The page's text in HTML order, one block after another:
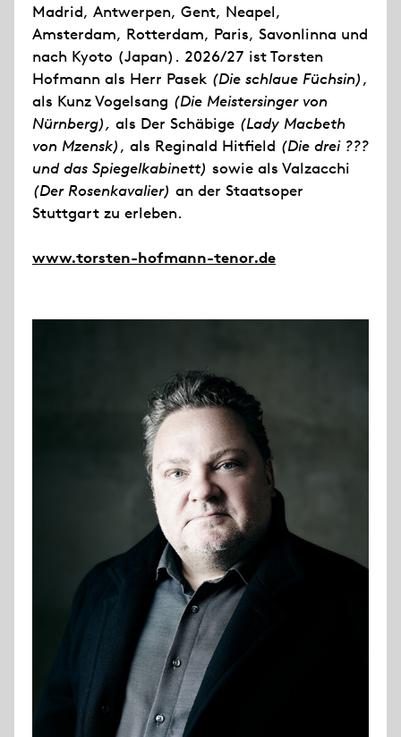
Madrid, Antwerpen, Gent, Neapel,
Amsterdam, Rotterdam, Paris, Savonlinna und
nach Kyoto (Japan). 2026/27 ist Torsten
Hofmann als Herr Pasek (Die schlaue Füchsin),
als Kunz Vogelsang (Die Meistersinger von
Nürnberg), als Der Schäbige (Lady Macbeth
von Mzensk), als Reginald Hitfield (Die drei ???
und das Spiegelkabinett) sowie als Valzacchi
(Der Rosenkavalier) an der Staatsoper
Stuttgart zu erleben.
www.torsten-hofmann-tenor.de